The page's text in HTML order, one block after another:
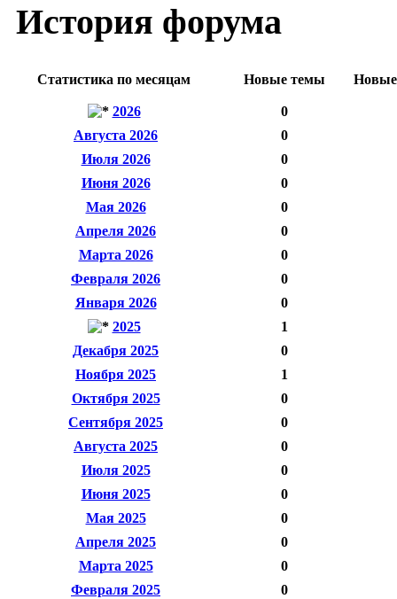
История форума
Статистика по месяцам Новые темы Новые
2026
0
Августа 2026
0
Июля 2026
0
Июня 2026
0
Мая 2026
0
Апреля 2026
0
Марта 2026
0
Февраля 2026
0
Января 2026
0
2025
1
Декабря 2025
0
Ноября 2025
1
Октября 2025
0
Сентября 2025
0
Августа 2025
0
Июля 2025
0
Июня 2025
0
Мая 2025
0
Апреля 2025
0
Марта 2025
0
Февраля 2025
0